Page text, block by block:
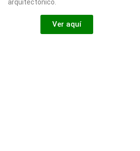
arquitectónico.
Ver aquí